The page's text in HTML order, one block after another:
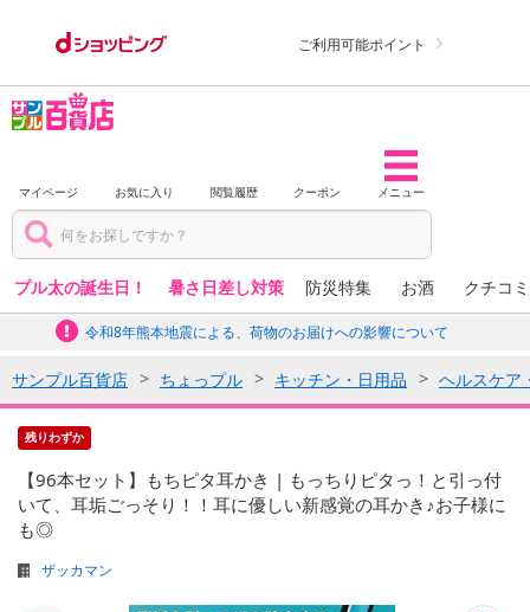
ご利用可能ポイント
マイページ お気に入り 閲覧履歴 クーポン メニュー
プル太の誕生日！ 暑さ日差し対策 防災特集 お酒 クチコ
令和8年熊本地震による、荷物のお届けへの影響について
サンプル百貨店 ちょっプル キッチン・日用品 ヘルスケア
残りわずか
【96本セット】もちピタ耳かき | もっちりピタっ！と引っ付
いて、耳垢ごっそり！！耳に優しい新感覚の耳かき♪お子様に
も◎
ザッカマン